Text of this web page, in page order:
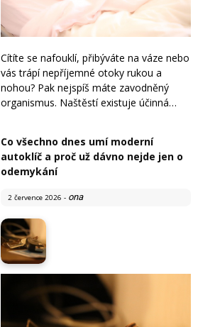
Cítíte se nafouklí, přibýváte na váze nebo
vás trápí nepříjemné otoky rukou a
nohou? Pak nejspíš máte zavodněný
organismus. Naštěstí existuje účinná…
Co všechno dnes umí moderní
autoklíč a proč už dávno nejde jen o
odemykání
2 července 2026 - ona